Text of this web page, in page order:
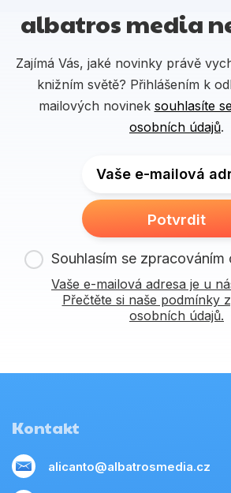
albatros media
Zajímá Vás, jaké novinky právě
knižním světě? Přihlášením k
mailových novinek souhlasíte
osobních údajů.
Vaše e-mailová
Potvrdit
Souhlasím se zpracováním
Vaše e-mailová adresa je u
Přečtěte si naše podmínky
osobních údajů.
Kontakt
alicanto@albatrosmedia.cz